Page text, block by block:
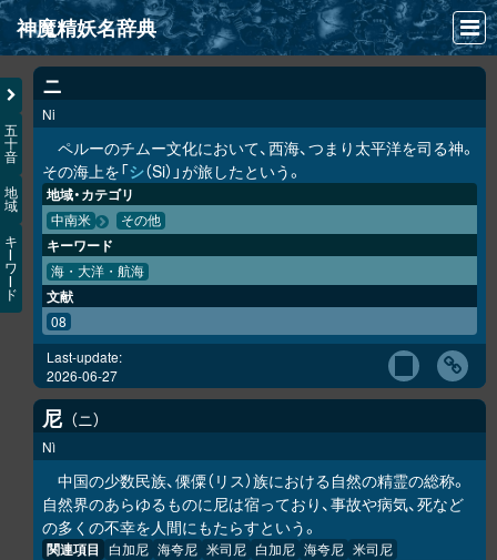
神魔精妖名辞典
NEWS
INFO
文献
検索
凖項目
画像資料便覧
LINK
五
十
音
地
域
キ
ワ
ド
ニ
Ni
ペルーのチムー文化において、西海、つまり太平洋を司る神。
その海上を「シ（Si）」が旅したという。
地域・カテゴリ
中南米 その他
キーワード
海・大洋・航海
文献
08
Last-update:
2026-06-27
尼 ニ
Nì
中国の少数民族、傈僳（リス）族における自然の精霊の総称。
自然界のあらゆるものに尼は宿っており、事故や病気、死など
の多くの不幸を人間にもたらすという。
関連項目 白加尼 海夸尼 米司尼 白加尼 海夸尼 米司尼